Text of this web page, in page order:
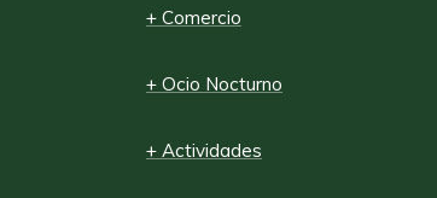
+ Comercio
+ Ocio Nocturno
+ Actividades